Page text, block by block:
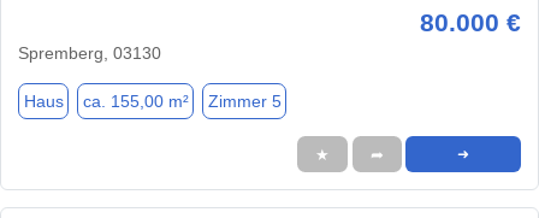
80.000 €
Spremberg, 03130
Haus ca. 155,00 m² Zimmer 5
★ ➦ ➜